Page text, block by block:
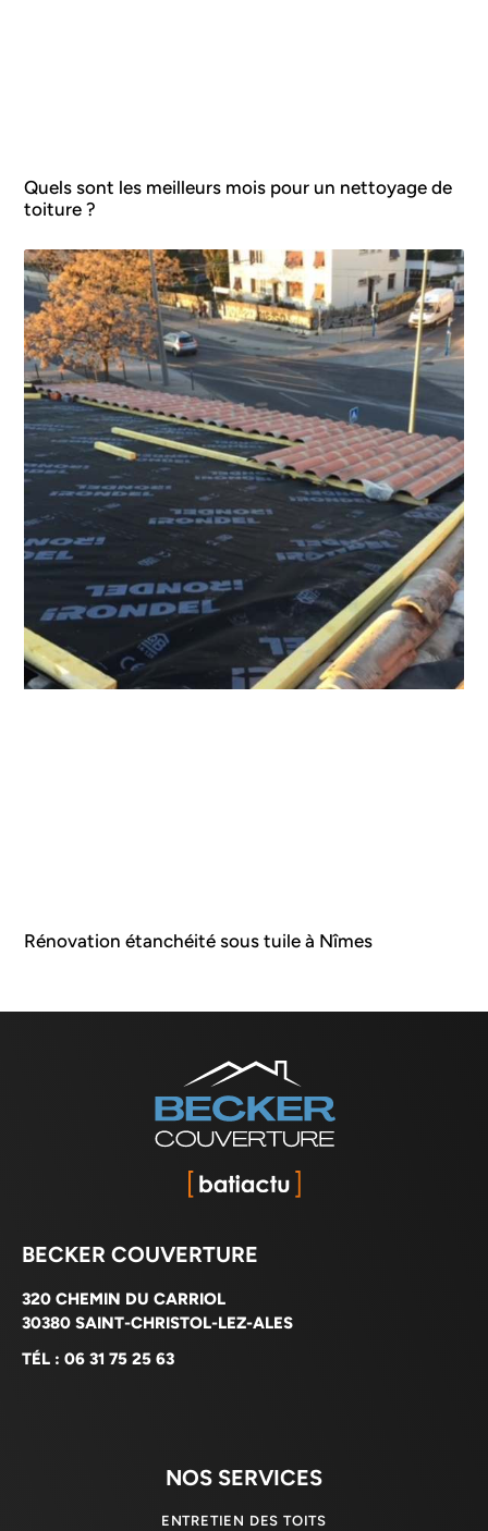
Quels sont les meilleurs mois pour un nettoyage de
toiture ?
Rénovation étanchéité sous tuile à Nîmes
BECKER COUVERTURE
320 CHEMIN DU CARRIOL
30380 SAINT-CHRISTOL-LEZ-ALES
TÉL : 06 31 75 25 63
NOS SERVICES
ENTRETIEN DES TOITS